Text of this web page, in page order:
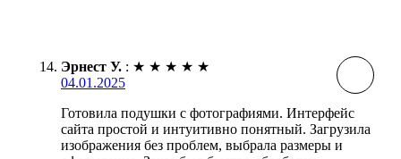
Эрнест У. : ★ ★ ★ ★ ★
04.01.2025
Готовила подушки с фотографиями. Интерфейс
сайта простой и интуитивно понятный. Загрузила
изображения без проблем, выбрала размеры и